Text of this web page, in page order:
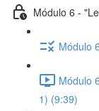
Módulo 6 -
Módulo
Módulo
1) (9:39)